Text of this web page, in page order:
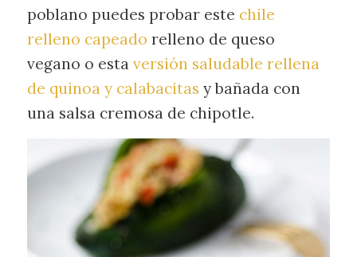
poblano puedes probar este chile
relleno capeado relleno de queso
vegano o esta versión saludable rellena
de quinoa y calabacitas y bañada con
una salsa cremosa de chipotle.